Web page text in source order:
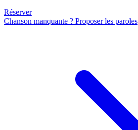
Réserver
Chanson manquante ? Proposer les paroles